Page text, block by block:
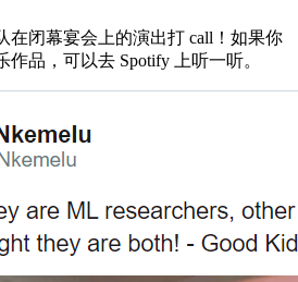
闭幕宴会上的演出打 call！如果你
品，可以去 Spotify 上听一听。